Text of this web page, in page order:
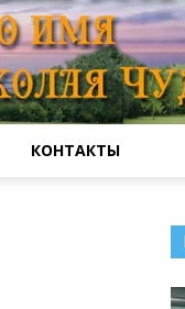
КОНТАКТЫ